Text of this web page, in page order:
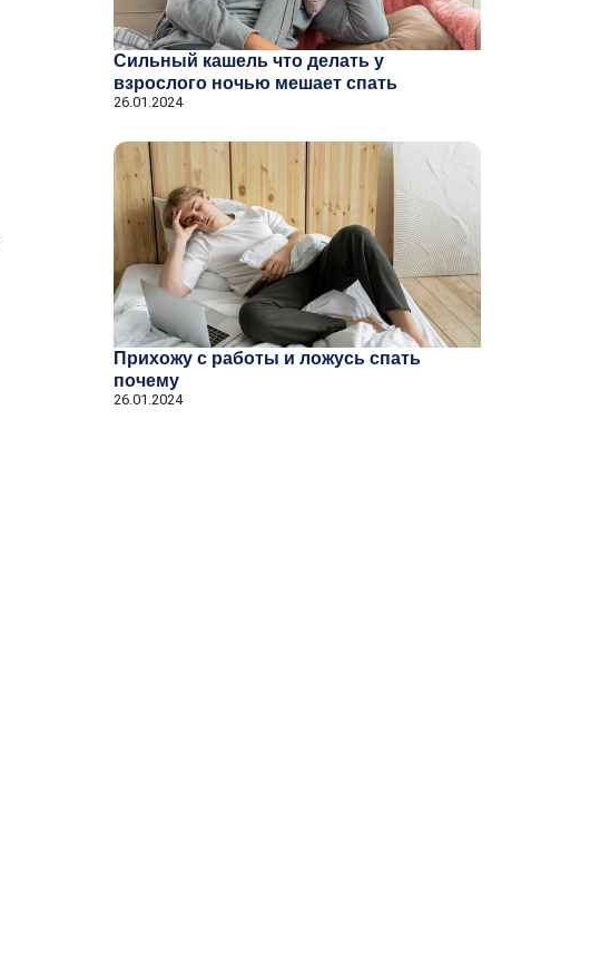
Сильный кашель что делать у
взрослого ночью мешает спать
26.01.2024
Прихожу с работы и ложусь спать
почему
26.01.2024